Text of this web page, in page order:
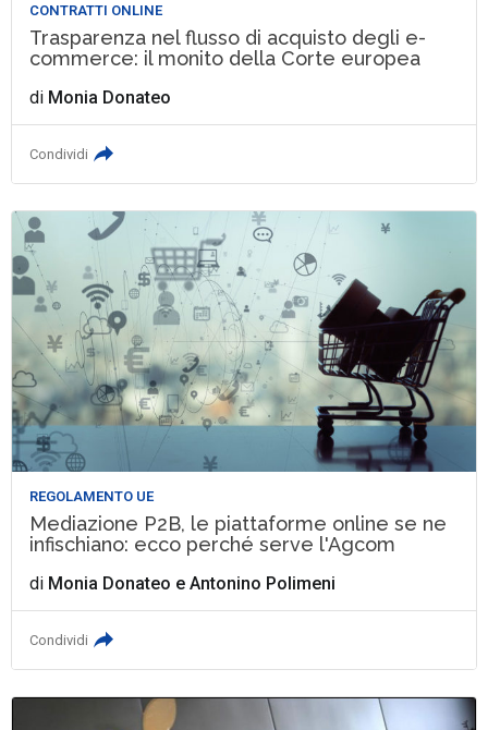
CONTRATTI ONLINE
Trasparenza nel flusso di acquisto degli e-
commerce: il monito della Corte europea
di Monia Donateo
Condividi
REGOLAMENTO UE
Mediazione P2B, le piattaforme online se ne
infischiano: ecco perché serve l'Agcom
di Monia Donateo eAntonino Polimeni
Condividi